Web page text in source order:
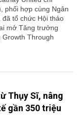
phối hợp cùng Ngân
đã tổ chức Hội thảo
mở Tăng trưởng
Growth Through
Thụy Sĩ, nâng
gần 350 triệu